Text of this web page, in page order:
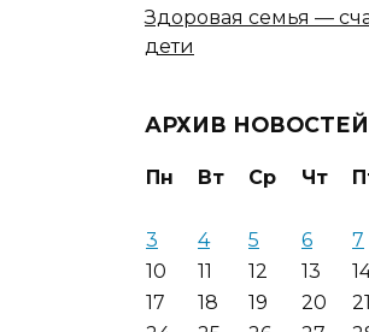
Здоровая семья —
дети
АРХИВ НОВОСТЕЙ
Пн Вт Ср Чт
3
4 5 6 7
10
11 12 13
17
18 19 20 21